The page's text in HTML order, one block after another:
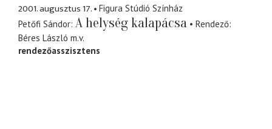
2001. augusztus 17.
Figura Stúdió Színház
Petőfi Sándor A helység kalapácsa
Rendező
Béres László m.v.
rendezőasszisztens